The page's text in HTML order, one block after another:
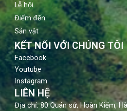
Lễ hội
Điểm đến
Sản vật
KẾT NỐI VỚI CHÚNG TÔI
Facebook
Youtube
Instagram
LIÊN HỆ
Địa chỉ: 80 Quán sứ, Hoàn Kiếm,